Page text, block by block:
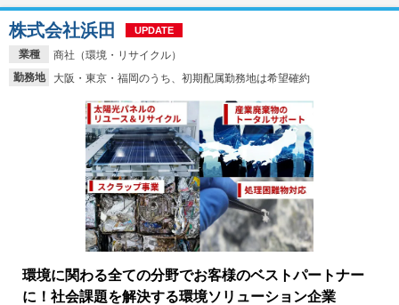
就活ノウハウ・サポート
就活ノウハウが満載！ お役立ち記事・相談室など
適職診断
あなたに合う仕事を診断！
就活チャンネル
動画で対策講座をチェック
就活ニュースペーパー
就活時事ニュースを更新
よくある質問
不明点があればこちら
業種
商社（環境・リサイクル）
勤務地
大阪・東京・福岡のうち、初期配属勤務地は希望確約
株式会社浜田 UPDATE
環境に関わる全ての分野でお客様のベストパートナー
に！社会課題を解決する環境ソリューション企業